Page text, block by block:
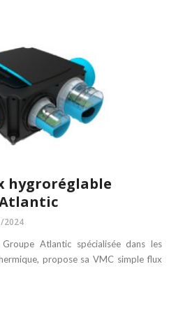
hygroréglable
2024
Atlantic spécialisée dans les
propose sa VMC simple flux